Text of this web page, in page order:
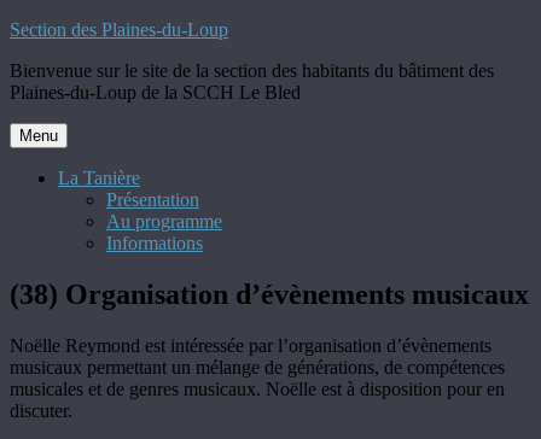
Aller
contenu
Section des Plaines-du-Loup
Bienvenue sur le site de la section des habitants du bâtiment des
Plaines-du-Loup de la SCCH Le Bled
Menu
La Tanière
Présentation
Au programme
Informations
(38) Organisation d’évènements musicaux
Noëlle Reymond est intéressée par l’organisation d’évènements
musicaux permettant un mélange de générations, de compétences
musicales et de genres musicaux. Noëlle est à disposition pour en
discuter.